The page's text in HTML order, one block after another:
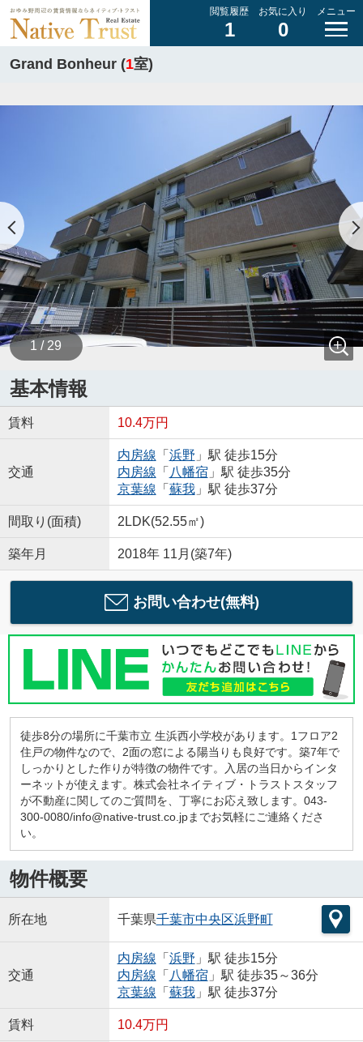
閲覧履歴
1
お気に入り
0
メニュー
Grand Bonheur (1室)
1 / 29
基本情報
賃料 10.4万円
交通
内房線 「 浜野 」駅 徒歩15分
内房線 「 八幡宿 」駅 徒歩35分
京葉線 「 蘇我」駅 徒歩37分
間取り(面積) 2LDK(52.55㎡)
築年月 2018年 11月(築7年)
お問い合わせ(無料)
徒歩8分の場所に千葉市立 生浜西小学校があります。1フロア2
住戸の物件なので、2面の窓による陽当りも良好です。築7年で
しっかりとした作りが特徴の物件です。入居の当日からインタ
ーネットが使えます。株式会社ネイティブ・トラストスタッフ
が不動産に関してのご質問を、丁寧にお応え致します。043-
300-0080/info@native-trust.co.jpまでお気軽にご連絡くださ
い。
物件概要
所在地 千葉県千葉市中央区浜野町
交通
内房線 「 浜野 」駅 徒歩15分
内房線 「 八幡宿 」駅 徒歩35～36分
京葉線 「 蘇我」駅 徒歩37分
賃料 10.4万円